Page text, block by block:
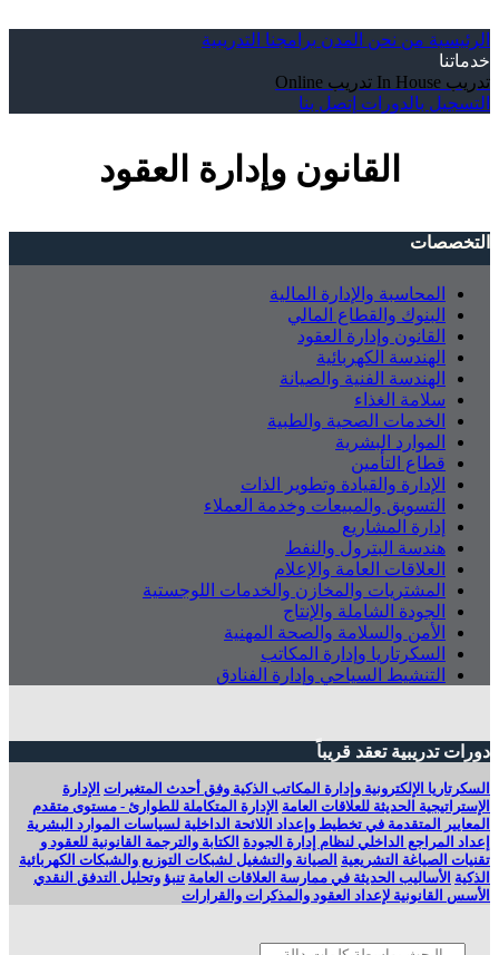
الرئيسية من نحن المدن برامجنا التدريبية
خدماتنا
تدريب In House
تدريب Online
التسجيل بالدورات إتصل بنا
القانون وإدارة العقود
التخصصات
المحاسبة والإدارة المالية
البنوك والقطاع المالي
القانون وإدارة العقود
الهندسة الكهربائية
الهندسة الفنية والصيانة
سلامة الغذاء
الخدمات الصحية والطبية
الموارد البشرية
قطاع التأمين
الإدارة والقيادة وتطوير الذات
التسويق والمبيعات وخدمة العملاء
إدارة المشاريع
هندسة البترول والنفط
العلاقات العامة والإعلام
المشتريات والمخازن والخدمات اللوجستية
الجودة الشاملة والإنتاج
الأمن والسلامة والصحة المهنية
السكرتاريا وإدارة المكاتب
التنشيط السياحي وإدارة الفنادق
دورات تدريبية تعقد قريباً
السكرتاريا الإلكترونية وإدارة المكاتب الذكية وفق أحدث المتغيرات الإدارة
الإستراتيجية الحديثة للعلاقات العامة الإدارة المتكاملة للطوارئ - مستوى متقدم
المعايير المتقدمة في تخطيط وإعداد اللائحة الداخلية لسياسات الموارد البشرية
إعداد المراجع الداخلي لنظام إدارة الجودة الكتابة والترجمة القانونية للعقود و
تقنيات الصياغة التشريعية الصيانة والتشغيل لشبكات التوزيع والشبكات الكهربائية
الذكية الأساليب الحديثة في ممارسة العلاقات العامة تنبؤ وتحليل التدفق النقدي
الأسس القانونية لإعداد العقود والمذكرات والقرارات